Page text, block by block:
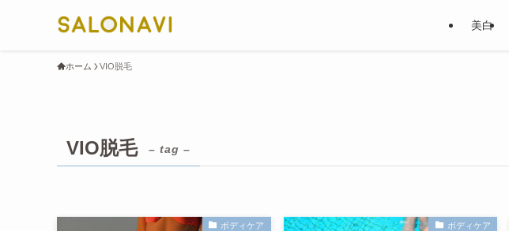
美白
ホーム VIO脱毛
VIO脱毛 – tag –
ボディケア ボディケア